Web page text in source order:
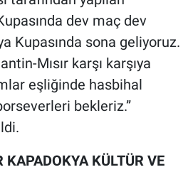
dev maç dev
Kupasında sona geliyoruz.
Mısır karşı karşıya
eşliğinde hasbihal
bekleriz.”
KAPADOKYA KÜLTÜR VE